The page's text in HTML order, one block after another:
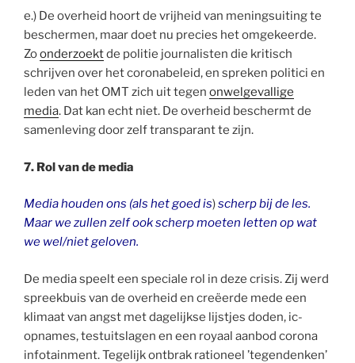
e.) De overheid hoort de vrijheid van meningsuiting te
beschermen, maar doet nu precies het omgekeerde.
Zoonderzoektde politie journalisten die kritisch
schrijven over het coronabeleid, en spreken politici en
leden van het OMT zich uit tegen onwelgevallige
media. Dat kan echt niet. De overheid beschermt de
samenleving door zelf transparant te zijn.
7. Rol van de media
Media houden ons (als het goed is)scherp bij de les.
Maar we zullen zelf ook scherp moeten letten op wat
we wel/niet geloven.
De media speelt een speciale rol in deze crisis. Zij werd
spreekbuis van de overheid en creëerde mede een
klimaat van angst met dagelijkse lijstjes doden, ic-
opnames, testuitslagen en een royaal aanbod corona
infotainment. Tegelijk ontbrak rationeel ’tegendenken’